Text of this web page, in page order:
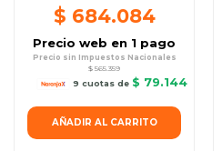
$ 684.084
Precio web en 1 pago
Precio sin Impuestos Nacionales
$ 565.359
9 cuotas de $ 79.144
AÑADIR AL CARRITO